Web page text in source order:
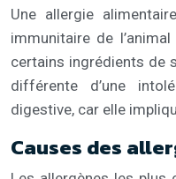
Une allergie
immunitaire de
certains ingrédients de
différente d’une
digestive, car elle
Causes des